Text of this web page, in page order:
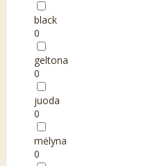
black
0
geltona
0
juoda
0
mėlyna
0